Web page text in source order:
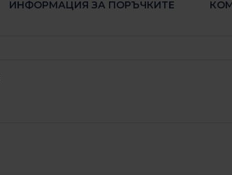
ИНФОРМАЦИЯ ЗА ПОРЪЧКИТЕ